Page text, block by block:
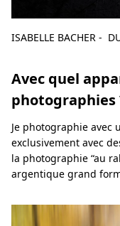
ISABELLE BACHER -
Avec quel
photographies
Je photographie avec
exclusivement avec
la photographie “au
argentique grand